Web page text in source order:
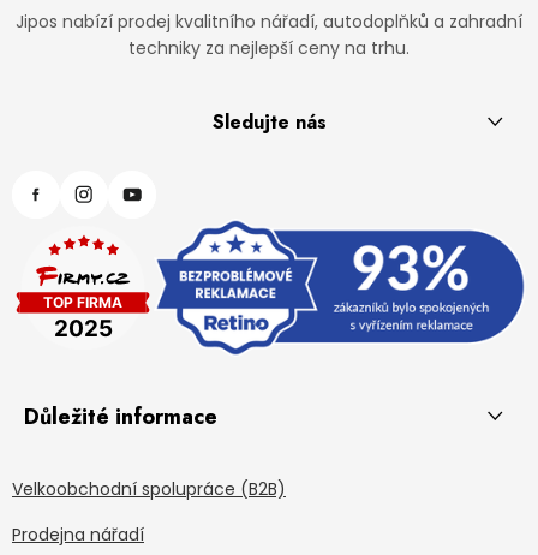
Jipos nabízí prodej kvalitního nářadí, autodoplňků a zahradní
techniky za nejlepší ceny na trhu.
Sledujte nás
Důležité informace
Velkoobchodní spolupráce (B2B)
Prodejna nářadí